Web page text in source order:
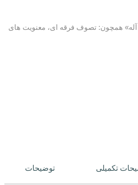
همچون: تصوف فرقه ای، معنویت های
توضیحات تکمیلی